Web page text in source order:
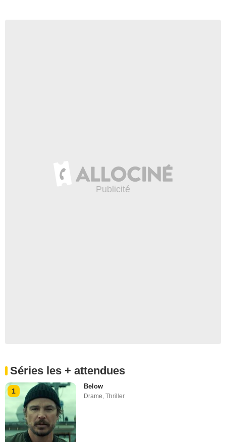
Séries les + attendues
1
Below
Drame ,Thriller